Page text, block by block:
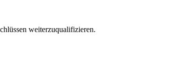
weiterzuqualifizieren.